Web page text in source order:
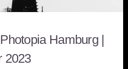
Hamburg |
2023